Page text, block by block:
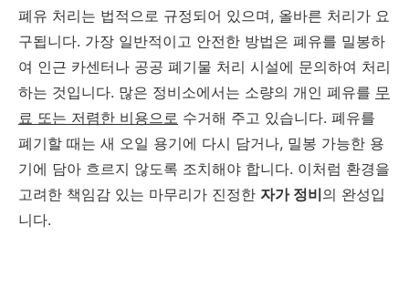
폐유 처리는 법적으로 규정되어 있으며, 올바른 처리가 요
구됩니다. 가장 일반적이고 안전한 방법은 폐유를 밀봉하
여 인근 카센터나 공공 폐기물 처리 시설에 문의하여 처리
하는 것입니다. 많은 정비소에서는 소량의 개인 폐유를 무
료 또는 저렴한 비용으로 수거해 주고 있습니다. 폐유를
폐기할 때는 새 오일 용기에 다시 담거나, 밀봉 가능한 용
기에 담아 흐르지 않도록 조치해야 합니다. 이처럼 환경을
고려한 책임감 있는 마무리가 진정한 자가 정비의 완성입
니다.